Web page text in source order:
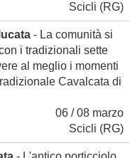
Scicli (RG)
- La comunità si
i tradizionali sette
al meglio i momenti
Cavalcata di
06 / 08 marzo
Scicli (RG)